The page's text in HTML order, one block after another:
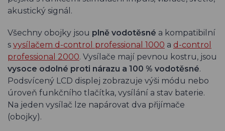
akustický signál.
Všechny obojky jsou plně vodotěsné a kompatibilní
s vysílačem d-control professional 1000 a d-control
professional 2000. Vysílače mají pevnou kostru, jsou
vysoce odolné proti nárazu a 100 % vodotěsné.
Podsvícený LCD displej zobrazuje výši módu nebo
úroveň funkčního tlačítka, vysílání a stav baterie.
Na jeden vysílač lze napárovat dva přijímače
(obojky).